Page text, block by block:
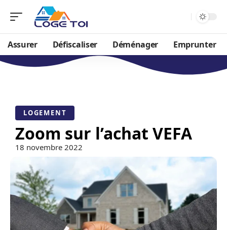
Assurer Défiscaliser Déménager Emprunter
LOGEMENT
Zoom sur l’achat VEFA
18 novembre 2022